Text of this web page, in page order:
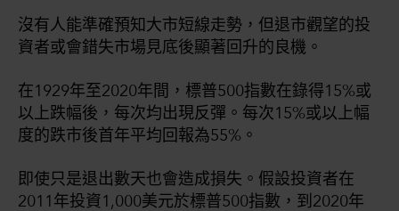
沒有人能準確預知大市短線走勢，但退市觀望的投
資者或會錯失市場見底後顯著回升的良機。
在1929年至2020年間，標普500指數在錄得15%或
以上跌幅後，每次均出現反彈。每次15%或以上幅
度的跌市後首年平均回報為55%。
即使只是退出數天也會造成損失。假設投資者在
2011年投資1,000美元於標普500指數，到2020年